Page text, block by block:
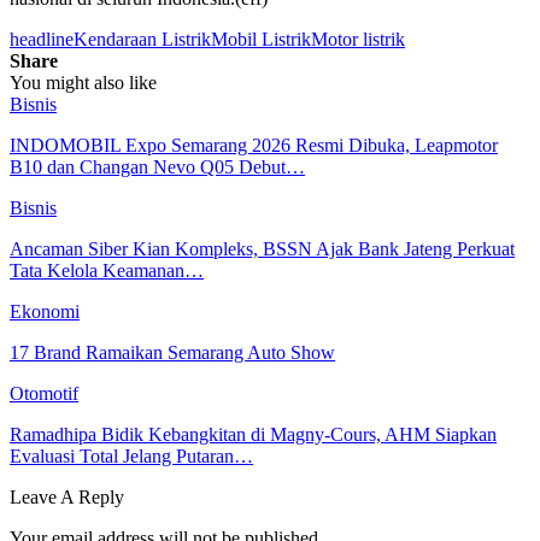
headlineKendaraan ListrikMobil ListrikMotor listrik
Share
You might also like
Bisnis
INDOMOBIL Expo Semarang 2026 Resmi Dibuka, Leapmotor
B10 dan Changan Nevo Q05 Debut…
Bisnis
Ancaman Siber Kian Kompleks, BSSN Ajak Bank Jateng Perkuat
Tata Kelola Keamanan…
Ekonomi
17 Brand Ramaikan Semarang Auto Show
Otomotif
Ramadhipa Bidik Kebangkitan di Magny-Cours, AHM Siapkan
Evaluasi Total Jelang Putaran…
Leave A Reply